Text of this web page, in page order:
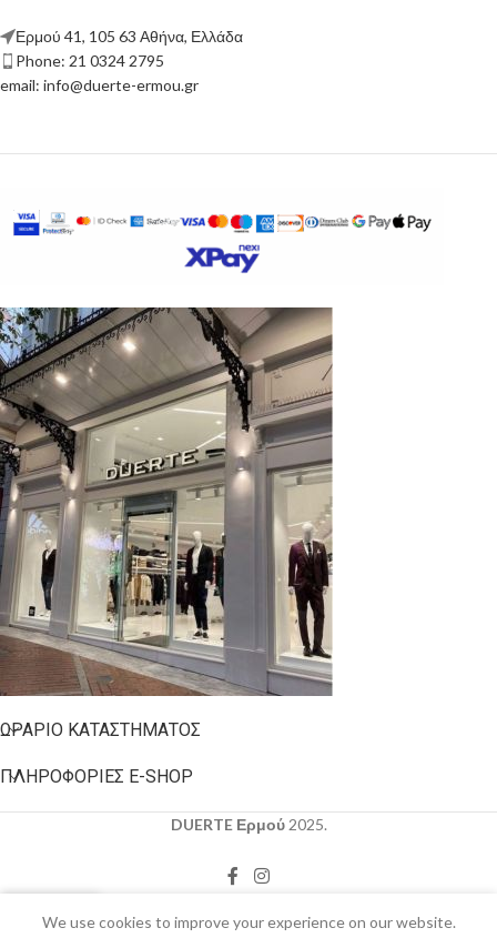
Ερμού 41, 105 63 Αθήνα, Ελλάδα
Phone: 21 0324 2795
email: info@duerte-ermou.gr
ΩΡΆΡΙΟ ΚΑΤΑΣΤΉΜΑΤΟΣ
ΠΛΗΡΟΦΟΡΊΕΣ E-SHOP
DUERTE Ερμού 2025.
We use cookies to improve your experience on our website.